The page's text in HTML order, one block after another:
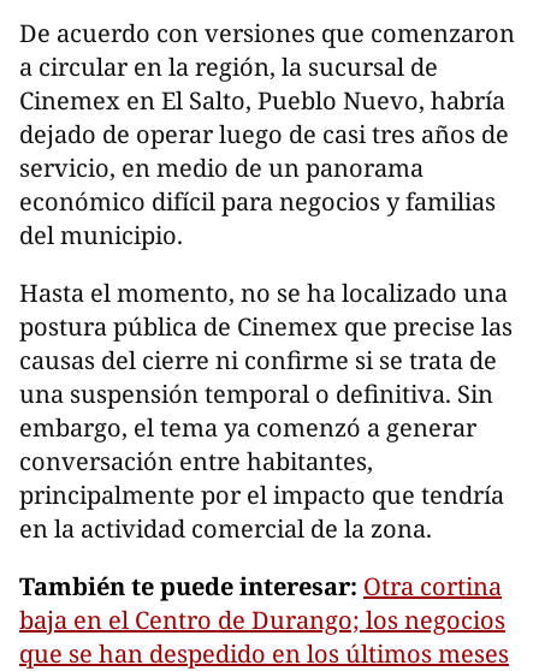
De acuerdo con versiones que comenzaron
a circular en la región, la sucursal de
Cinemex en El Salto, Pueblo Nuevo, habría
dejado de operar luego de casi tres años de
servicio, en medio de un panorama
económico difícil para negocios y familias
del municipio.
Hasta el momento, no se ha localizado una
postura pública de Cinemex que precise las
causas del cierre ni confirme si se trata de
una suspensión temporal o definitiva. Sin
embargo, el tema ya comenzó a generar
conversación entre habitantes,
principalmente por el impacto que tendría
en la actividad comercial de la zona.
También te puede interesar: Otra cortina
baja en el Centro de Durango; los negocios
que se han despedido en los últimos meses